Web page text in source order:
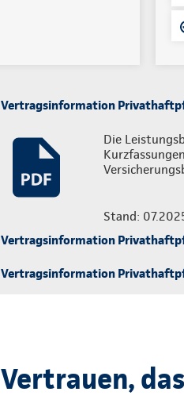
Vertragsinformation
Die
Stand:
Vertragsinformation
Vertragsinformation
Vertrauen,